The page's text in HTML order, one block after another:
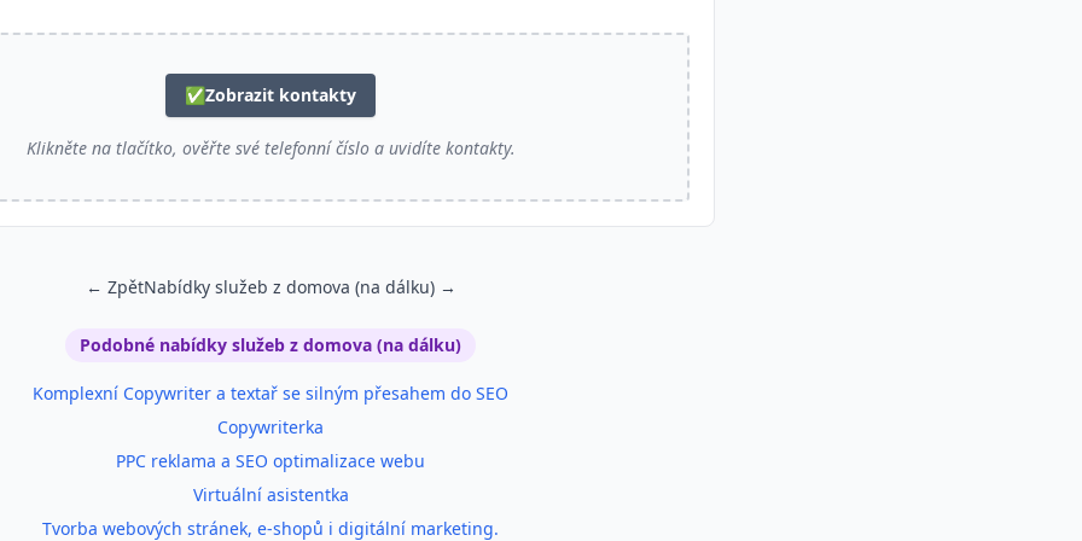
✅Zobrazit kontakty
Klikněte na tlačítko, ověřte své telefonní číslo a uvidíte kontakty.
← ZpětNabídky služeb z domova (na dálku) →
Podobné nabídky služeb z domova (na dálku)
Komplexní Copywriter a textař se silným přesahem do SEO
Copywriterka
PPC reklama a SEO optimalizace webu
Virtuální asistentka
Tvorba webových stránek, e-shopů i digitální marketing.